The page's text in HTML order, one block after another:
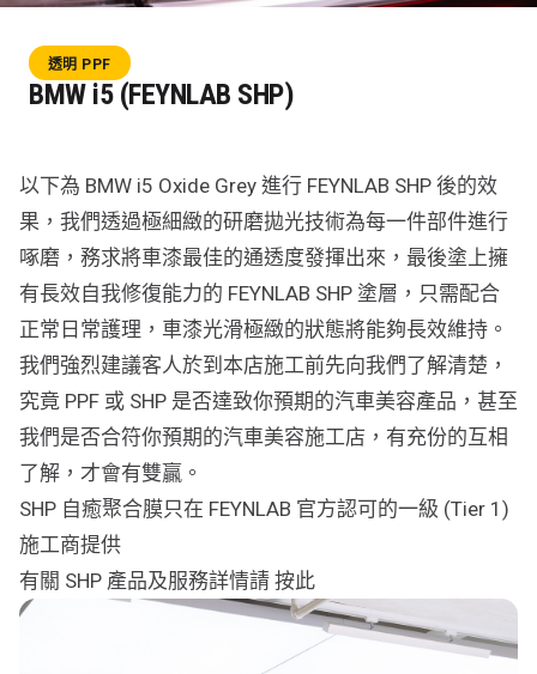
3M® Crystalline™ 玻璃隔熱膜
行車紀錄儀安裝
為您推薦
車漆保護方案建議
透明 PPF
BMW i5 (FEYNLAB SHP)
以下為 BMW i5 Oxide Grey 進行 FEYNLAB SHP 後的效
果，我們透過極細緻的研磨拋光技術為每一件部件進行
啄磨，務求將車漆最佳的通透度發揮出來，最後塗上擁
有長效自我修復能力的 FEYNLAB SHP 塗層，只需配合
正常日常護理，車漆光滑極緻的狀態將能夠長效維持。
我們強烈建議客人於到本店施工前先向我們了解清楚，
究竟 PPF 或 SHP 是否達致你預期的汽車美容產品，甚至
我們是否合符你預期的汽車美容施工店，有充份的互相
了解，才會有雙贏。
SHP 自癒聚合膜只在 FEYNLAB 官方認可的一級 (Tier 1)
施工商提供
有關 SHP 產品及服務詳情請 按此